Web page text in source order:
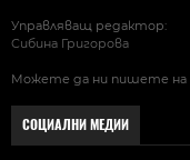
Управляващ редактор:
Сибина Григорова
Можете да ни пишете на
СОЦИАЛНИ МЕДИИ